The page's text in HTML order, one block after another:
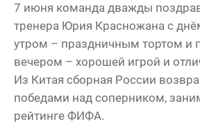
7 июня команда дважды
тренера Юрия Красножана с
утром – праздничным тортом и
вечером – хорошей игрой и
Из Китая сборная России
победами над соперником,
рейтинге ФИФА.